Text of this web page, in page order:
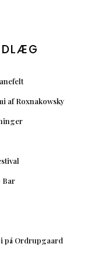
af Roxnakowsky
Bar
på Ordrupgaard